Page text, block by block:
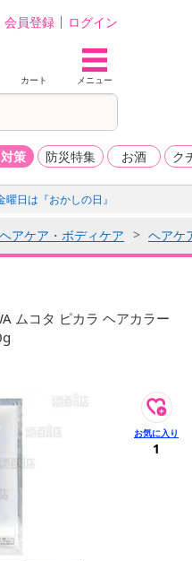
会員登録 ログイン
カート メニュー
策 防災特集 お酒 ク
日は『おかしの日』
ヘアケア・ボディケア ヘアケ
ムコタ ピカラ ヘアカラー
1